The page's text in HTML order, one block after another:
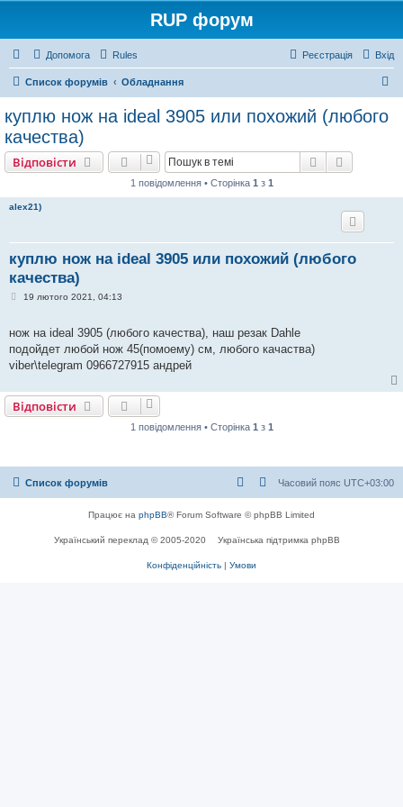
RUP форум
Допомога Rules Вхід
Реєстрація
Список форумів Обладнання
куплю нож на ideal 3905 или похожий (любого
качества)
Відповісти Пошук
1 повідомлення • Сторінка 1 з 1
alex21)
куплю нож на ideal 3905 или похожий (любого
качества)
П
д
о
м
л
н
н
я
19 лютого 2021, 04:13
нож на ideal 3905 (любого качества), наш резак Dahle
подойдет любой нож 45(помоему) см, любого качаства)
viber\telegram 0966727915 андрей
Відповісти
1 повідомлення • Сторінка 1 з 1
Список форумів Часовий пояс UTC+03:00
Працює на phpBB® Forum Software © phpBB Limited
Український переклад © 2005-2020 Українська підтримка phpBB
Конфіденційність | Умови